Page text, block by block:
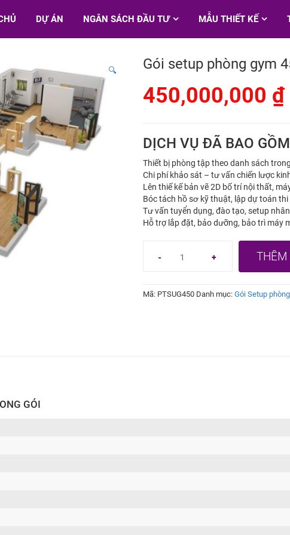
DỰ ÁN NGÂN SÁCH ĐẦU TƯ MẪU THIẾT KẾ
🔍 Gói setup phòng gym
450,000,000 ₫
DỊCH VỤ ĐÃ BAO
Thiết bị phòng tập theo danh sách
Chi phí khảo sát – tư vấn chiến lược
Lên thiế kế bản vẽ 2D bố trí nội thất,
Bóc tách hồ sơ kỹ thuật, lập dự toán
Tư vấn tuyển dụng, đào tạo, setup
Hỗ trợ lắp đặt, bảo dưỡng, bảo trì máy
-
Gói
gym
+ THÊM
Mã: PTSUG450 Danh mục: Gói Setup
GÓI